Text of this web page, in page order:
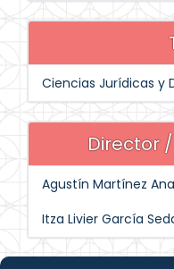
Ciencias Jurídicas y
Director
Agustín Martínez
Itza Livier García